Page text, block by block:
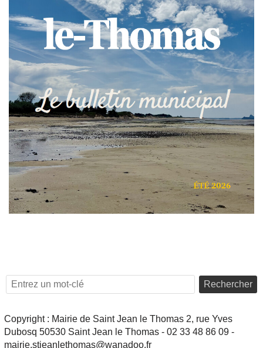
Rechercher
Copyright : Mairie de Saint Jean le Thomas 2, rue Yves
Dubosq 50530 Saint Jean le Thomas - 02 33 48 86 09 -
mairie.stjeanlethomas@wanadoo.fr